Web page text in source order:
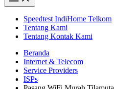
Speedtest IndiHome Telkom
Tentang Kami
Tentang Kontak Kami
Beranda
Internet & Telecom
Service Providers
ISPs